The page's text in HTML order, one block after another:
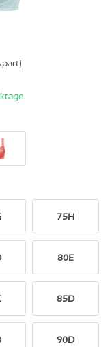
75H
80E
85D
90D